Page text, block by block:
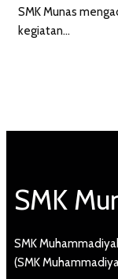
SMK Munas
kegiatan…
SMK
SMK
(SMK